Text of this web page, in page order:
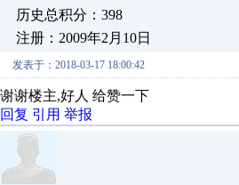
历史总积分：398
注册：2009年2月10日
发表于：2018-03-17 18:00:42
谢谢楼主,好人 给赞一下
回复 引用 举报